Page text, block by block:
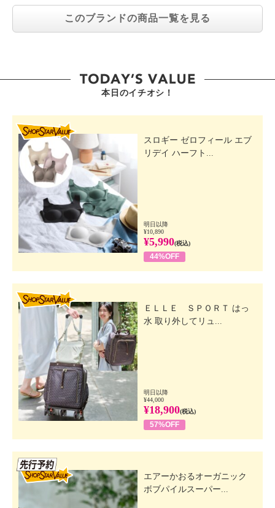
このブランドの商品一覧を見る
本日のイチオシ！
スロギー ゼロフィール エブ
リデイ ハーフト...
明日以降
¥10,890
¥5,990(税込)
44%OFF
ＥＬＬＥ ＳＰＯＲＴ はっ
水 取り外してリュ...
明日以降
¥44,000
¥18,900(税込)
57%OFF
エアーかおるオーガニック
ボブパイルスーパー...